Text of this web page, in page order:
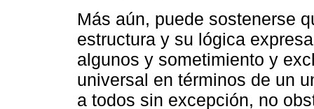
Más aún, puede sostenerse
estructura y su lógica
algunos y sometimiento y
universal en términos de un
a todos sin excepción, no